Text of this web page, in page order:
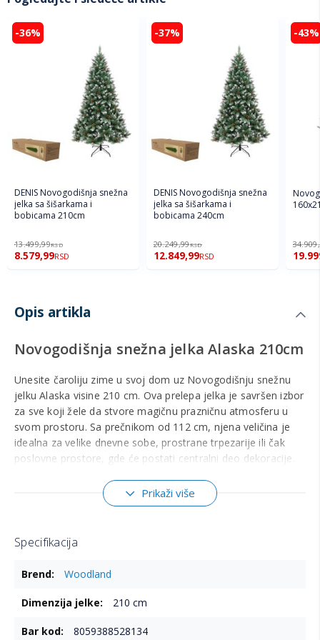
-36%
DENIS Novogodišnja snežna
jelka sa šišarkama i
bobicama 210cm
13.499,99RSD
8.579,99RSD
-37%
DENIS Novogodišnja snežna
jelka sa šišarkama i
bobicama 240cm
20.249,99RSD
12.849,99RSD
-43%
Opis artikla
Novogodišnja snežna jelka Alaska 210cm
Unesite čaroliju zime u svoj dom uz Novogodišnju snežnu
jelku Alaska visine 210 cm. Ova prelepa jelka je savršen izbor
za sve koji žele da stvore magičnu prazničnu atmosferu u
svom prostoru. Sa prečnikom od 112 cm, njena veličina je
idealna za velike dnevne sobe, prostrane trpezarije ili čak
poslovne prostore, gde će postati centralni deo dekoracije.
Raskošna i realistična
Sa impresivnih 832 grančice, snežna jelka Alaska pruža bogat
3D iglice su dizajnirane da izgledaju kao prirodne, stvarajući
iluziju pravih iglica koje su blistave i pune. Ovaj realističan
izgled doprinosi sveukupnoj atmosferi praznika, čineći vaš
prijatelja.
Visokokvalitetni materijali
Prikaži više
Specifikacija
informacija Woodland
210 cm
8059388528134